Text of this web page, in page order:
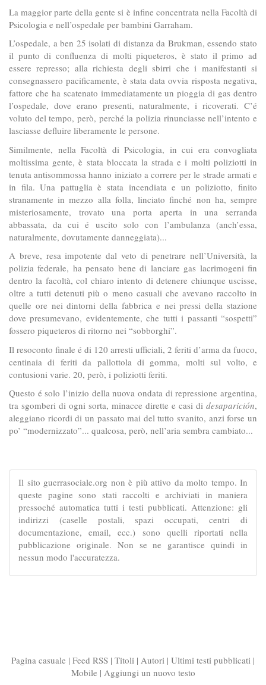
La maggior parte della gente si è infine concentrata nella Facoltà di
Psicologia e nell’ospedale per bambini Garraham.
L’ospedale, a ben 25 isolati di distanza da Brukman, essendo stato
il punto di confluenza di molti piqueteros, è stato il primo ad
essere represso; alla richiesta degli sbirri che i manifestanti si
consegnassero pacificamente, è stata data ovvia risposta negativa,
fattore che ha scatenato immediatamente un pioggia di gas dentro
l’ospedale, dove erano presenti, naturalmente, i ricoverati. C’é
voluto del tempo, però, perché la polizia rinunciasse nell’intento e
lasciasse defluire liberamente le persone.
Similmente, nella Facoltà di Psicologia, in cui era convogliata
moltissima gente, è stata bloccata la strada e i molti poliziotti in
tenuta antisommossa hanno iniziato a correre per le strade armati e
in fila. Una pattuglia è stata incendiata e un poliziotto, finito
stranamente in mezzo alla folla, linciato finché non ha, sempre
misteriosamente, trovato una porta aperta in una serranda
abbassata, da cui é uscito solo con l’ambulanza (anch’essa,
naturalmente, dovutamente danneggiata)...
A breve, resa impotente dal veto di penetrare nell’Università, la
polizia federale, ha pensato bene di lanciare gas lacrimogeni fin
dentro la facoltà, col chiaro intento di detenere chiunque uscisse,
oltre a tutti detenuti più o meno casuali che avevano raccolto in
quelle ore nei dintorni della fabbrica e nei pressi della stazione
dove presumevano, evidentemente, che tutti i passanti “sospetti”
fossero piqueteros di ritorno nei “sobborghi”.
Il resoconto finale é di 120 arresti ufficiali, 2 feriti d’arma da fuoco,
centinaia di feriti da pallottola di gomma, molti sul volto, e
contusioni varie. 20, però, i poliziotti feriti.
Questo é solo l’inizio della nuova ondata di repressione argentina,
tra sgomberi di ogni sorta, minacce dirette e casi di desaparición,
aleggiano ricordi di un passato mai del tutto svanito, anzi forse un
po’ “modernizzato”... qualcosa, però, nell’aria sembra cambiato...
Il sito guerrasociale.org non è più attivo da molto tempo. In
queste pagine sono stati raccolti e archiviati in maniera
pressoché automatica tutti i testi pubblicati. Attenzione: gli
indirizzi (caselle postali, spazi occupati, centri di
documentazione, email, ecc.) sono quelli riportati nella
pubblicazione originale. Non se ne garantisce quindi in
nessun modo l'accuratezza.
Pagina casuale | Feed RSS | Titoli | Autori | Ultimi testi pubblicati |
Mobile | Aggiungi un nuovo testo